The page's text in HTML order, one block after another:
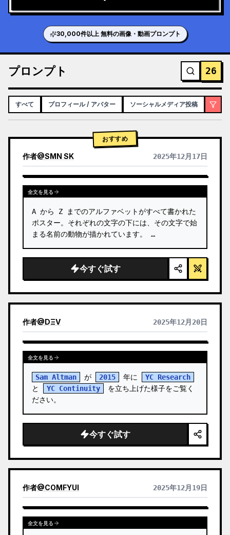
30,000件以上 無料の画像・動画プロンプト
プロンプト 26
すべて プロフィール / アバター ソーシャルメディア投稿 イン
おすすめ
作者@SMN SK 2025年12月17日
GPTIMAGE15PROMPTS.PROMPTCARD.VIEWOTHERMODELRESULTS
全文を見る
A から Z までのアルファベットがすべて書かれた
ポスター。それぞれの文字の下には、その文字で始
まる名前の動物が描かれています。 …
今すぐ試す
作者@DΞV 2025年12月20日
全文を見る
Sam Altman が 2015 年に
YC Research
と
YC Continuity
を立ち上げた様子をご覧く
ださい。
今すぐ試す
作者@COMFYUI 2025年12月19日
全文を見る